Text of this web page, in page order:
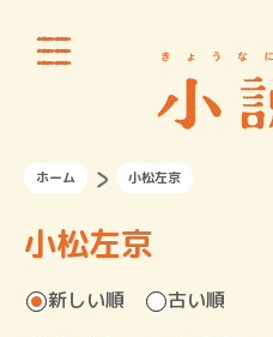
ホーム 小松左京
小松左京
新しい順 古い順